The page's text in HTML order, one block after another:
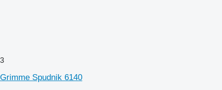
3
Grimme Spudnik 6140